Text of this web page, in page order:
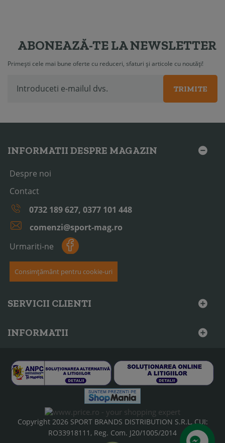
ABONEAZĂ-TE LA NEWSLETTER
Primești cele mai bune oferte cu reduceri, sfaturi și articole cu noutăți!
TRIMITE
INFORMATII DESPRE MAGAZIN
Despre noi
Contact
0732 189 627, 0377 101 448
comenzi@sport-mag.ro
Urmariti-ne
Consimțământ pentru cookie-uri
SERVICII CLIENTI
INFORMATII
Copyright 2026 SPORT BRANDS DISTRIBUTION S.R.L, CUI:
RO33918111, Reg. Com. J20/1005/2014